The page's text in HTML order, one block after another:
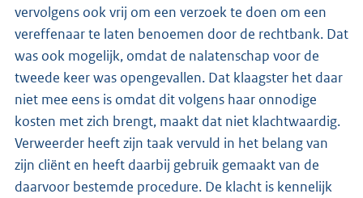
vervolgens ook vrij om een verzoek te doen om een
vereffenaar te laten benoemen door de rechtbank. Dat
was ook mogelijk, omdat de nalatenschap voor de
tweede keer was opengevallen. Dat klaagster het daar
niet mee eens is omdat dit volgens haar onnodige
kosten met zich brengt, maakt dat niet klachtwaardig.
Verweerder heeft zijn taak vervuld in het belang van
zijn cliënt en heeft daarbij gebruik gemaakt van de
daarvoor bestemde procedure. De klacht is kennelijk